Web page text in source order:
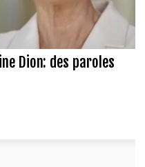
Dion: des paroles